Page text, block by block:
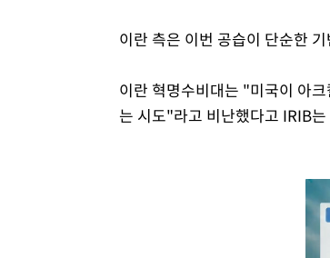
이란 측은 이번 공습이 단순한
이란 혁명수비대는 "미국이 아
는 시도"라고 비난했다고 IRIB